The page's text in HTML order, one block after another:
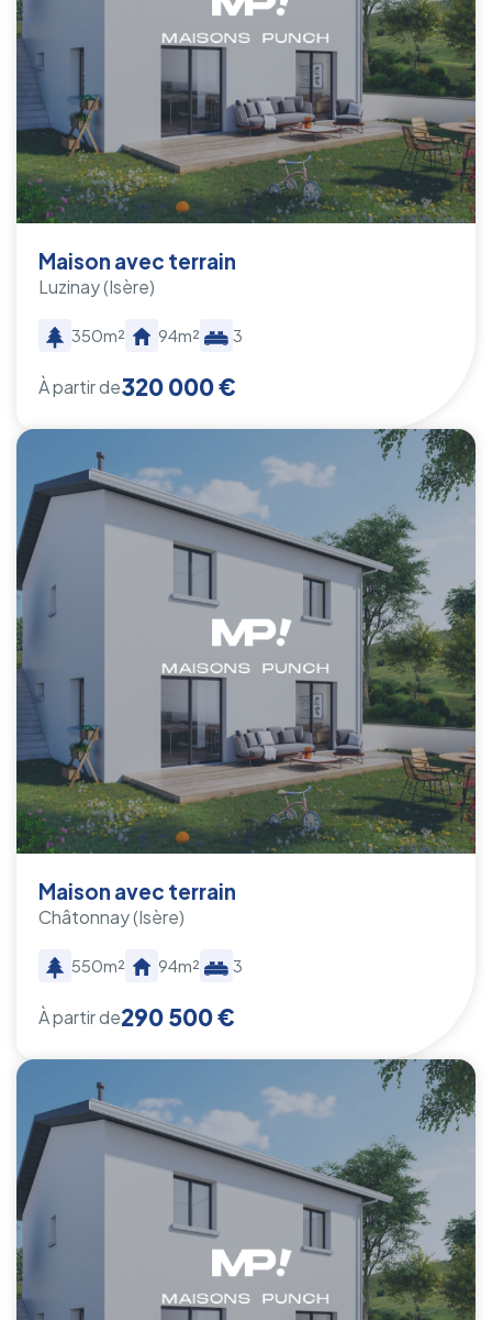
Maison avec terrain
Luzinay(Isère)
350m² 94m² 3
À partir de320 000 €
Maison avec terrain
Châtonnay(Isère)
550m² 94m² 3
À partir de290 500 €